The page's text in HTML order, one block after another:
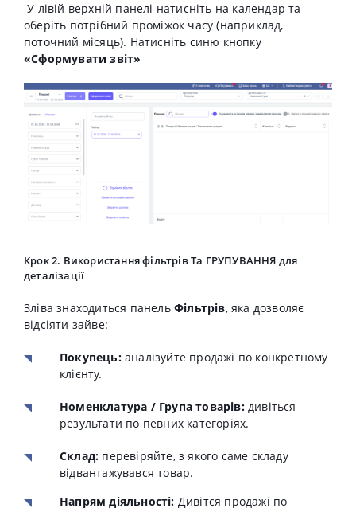
У лівій верхній панелі натисніть на календар та
оберіть потрібний проміжок часу (наприклад,
поточний місяць). Натисніть синю кнопку
«Сформувати звіт»
Крок 2. Використання фільтрів Та ГРУПУВАННЯ для
деталізації
Зліва знаходиться панельФільтрів, яка дозволяє
відсіяти зайве:
Покупець:аналізуйте продажі по конкретному
клієнту.
Номенклатура / Група товарів:дивіться
результати по певних категоріях.
Склад: перевіряйте, з якого саме складу
відвантажувався товар.
Напрям діяльності: Дивітся продажі по